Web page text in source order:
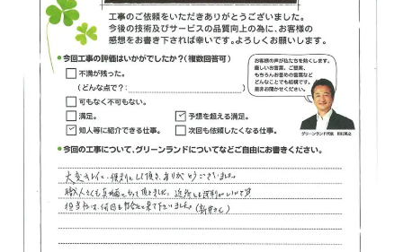
プライバシーポリシー
サイトマップ
採用情報